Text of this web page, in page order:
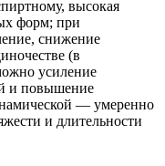
высокая
форм; при
снижение
(в
усиление
и повышение
— умеренно
и длительности